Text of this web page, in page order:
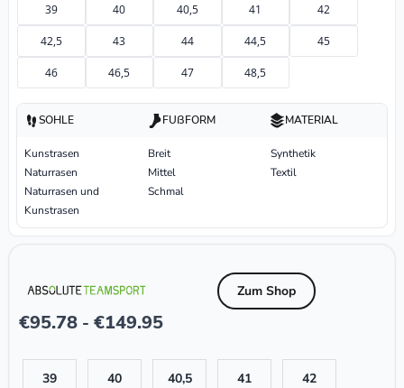
39 40 40,5 41 42
42,5 43 44 44,5 45
46 46,5 47 48,5
SOHLE
Kunstrasen
Naturrasen
Naturrasen und
Kunstrasen
FUßFORM
Breit
Mittel
Schmal
MATERIAL
Synthetik
Textil
€95.78 - €149.95
Zum Shop
39 40 40,5 41 42